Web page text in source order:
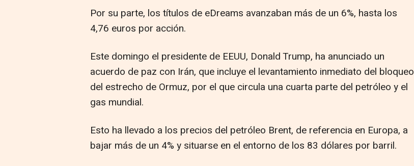
Por su parte, los títulos de eDreams avanzaban más de un 6%, hasta los
4,76 euros por acción.
Este domingo el presidente de EEUU, Donald Trump, ha anunciado un
acuerdo de paz con Irán, que incluye el levantamiento inmediato del bloqueo
del estrecho de Ormuz, por el que circula una cuarta parte del petróleo y el
gas mundial.
Esto ha llevado a los precios del petróleo Brent, de referencia en Europa, a
bajar más de un 4% y situarse en el entorno de los 83 dólares por barril.